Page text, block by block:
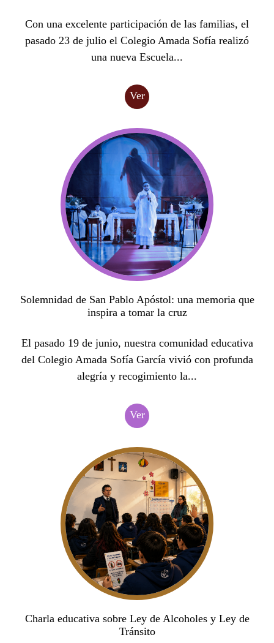
Con una excelente participación de las familias, el
pasado 23 de julio el Colegio Amada Sofía realizó
una nueva Escuela...
Ver
Solemnidad de San Pablo Apóstol: una memoria que
inspira a tomar la cruz
El pasado 19 de junio, nuestra comunidad educativa
del Colegio Amada Sofía García vivió con profunda
alegría y recogimiento la...
Ver
Charla educativa sobre Ley de Alcoholes y Ley de
Tránsito